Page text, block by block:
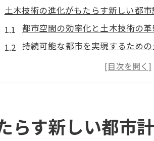
土木技術の進化がもたらす新しい都
都市空間の効率化と土木技術の
持続可能な都市を実現するため
未来の都市計画における環境配慮
土木技術が変える都市のインフ
デジタル化と土木技術の融合が
ポケットブックが土木工学に与える
らす新しい都市